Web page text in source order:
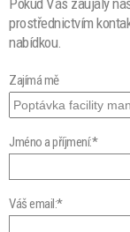
prostřednictvím
nabídkou.
Zajímá mě
Jméno a příjmení:*
Váš email:*